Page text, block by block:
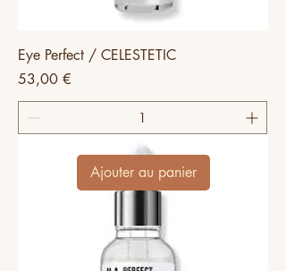
Eye Perfect / CELESTETIC
Prix
53,00 €
Ajouter au panier